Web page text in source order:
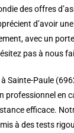
des offres
d’avoir
avec un
pas à nous
Sainte-Paule
professionnel en
efficace.
à des tests